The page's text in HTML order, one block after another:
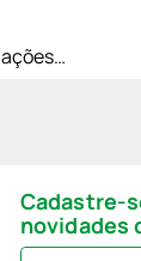
Cadastre-
novidades